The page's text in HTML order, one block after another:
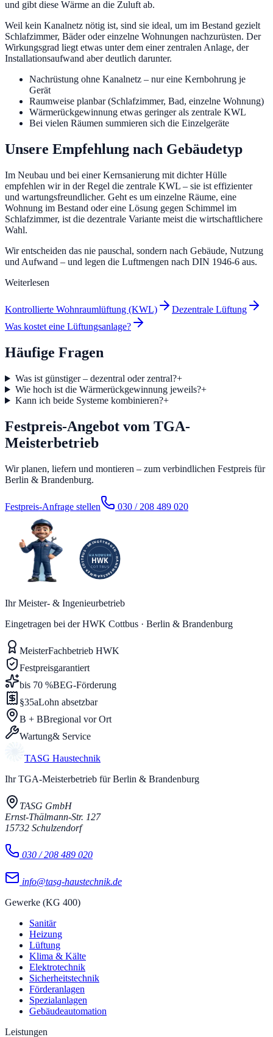
und gibt diese Wärme an die Zuluft ab.
Weil kein Kanalnetz nötig ist, sind sie ideal, um im Bestand gezielt
Schlafzimmer, Bäder oder einzelne Wohnungen nachzurüsten. Der
Wirkungsgrad liegt etwas unter dem einer zentralen Anlage, der
Installationsaufwand aber deutlich darunter.
Nachrüstung ohne Kanalnetz – nur eine Kernbohrung je
Gerät
Raumweise planbar (Schlafzimmer, Bad, einzelne Wohnung)
Wärmerückgewinnung etwas geringer als zentrale KWL
Bei vielen Räumen summieren sich die Einzelgeräte
Unsere Empfehlung nach Gebäudetyp
Im Neubau und bei einer Kernsanierung mit dichter Hülle
empfehlen wir in der Regel die zentrale KWL – sie ist effizienter
und wartungsfreundlicher. Geht es um einzelne Räume, eine
Wohnung im Bestand oder eine Lösung gegen Schimmel im
Schlafzimmer, ist die dezentrale Variante meist die wirtschaftlichere
Wahl.
Wir entscheiden das nie pauschal, sondern nach Gebäude, Nutzung
und Aufwand – und legen die Luftmengen nach DIN 1946-6 aus.
Weiterlesen
Kontrollierte Wohnraumlüftung (KWL)
Dezentrale Lüftung
Was kostet eine Lüftungsanlage?
Häufige Fragen
Was ist günstiger – dezentral oder zentral?+
Wie hoch ist die Wärmerückgewinnung jeweils?+
Kann ich beide Systeme kombinieren?+
Festpreis-Angebot vom TGA-
Meisterbetrieb
Wir planen, liefern und montieren – zum verbindlichen Festpreis für
Berlin & Brandenburg.
Festpreis-Anfrage stellen 030 / 208 489 020
Ihr Meister- & Ingenieurbetrieb
Eingetragen bei der HWK Cottbus · Berlin & Brandenburg
MeisterFachbetrieb HWK
Festpreisgarantiert
bis 70 %BEG-Förderung
§35aLohn absetzbar
B + BBregional vor Ort
Wartung& Service
TASG Haustechnik
Ihr TGA-Meisterbetrieb für Berlin & Brandenburg
TASG GmbH
Ernst-Thälmann-Str. 127
15732 Schulzendorf
030 / 208 489 020
info@tasg-haustechnik.de
Gewerke (KG 400)
Sanitär
Heizung
Lüftung
Klima & Kälte
Elektrotechnik
Sicherheitstechnik
Förderanlagen
Spezialanlagen
Gebäudeautomation
Leistungen